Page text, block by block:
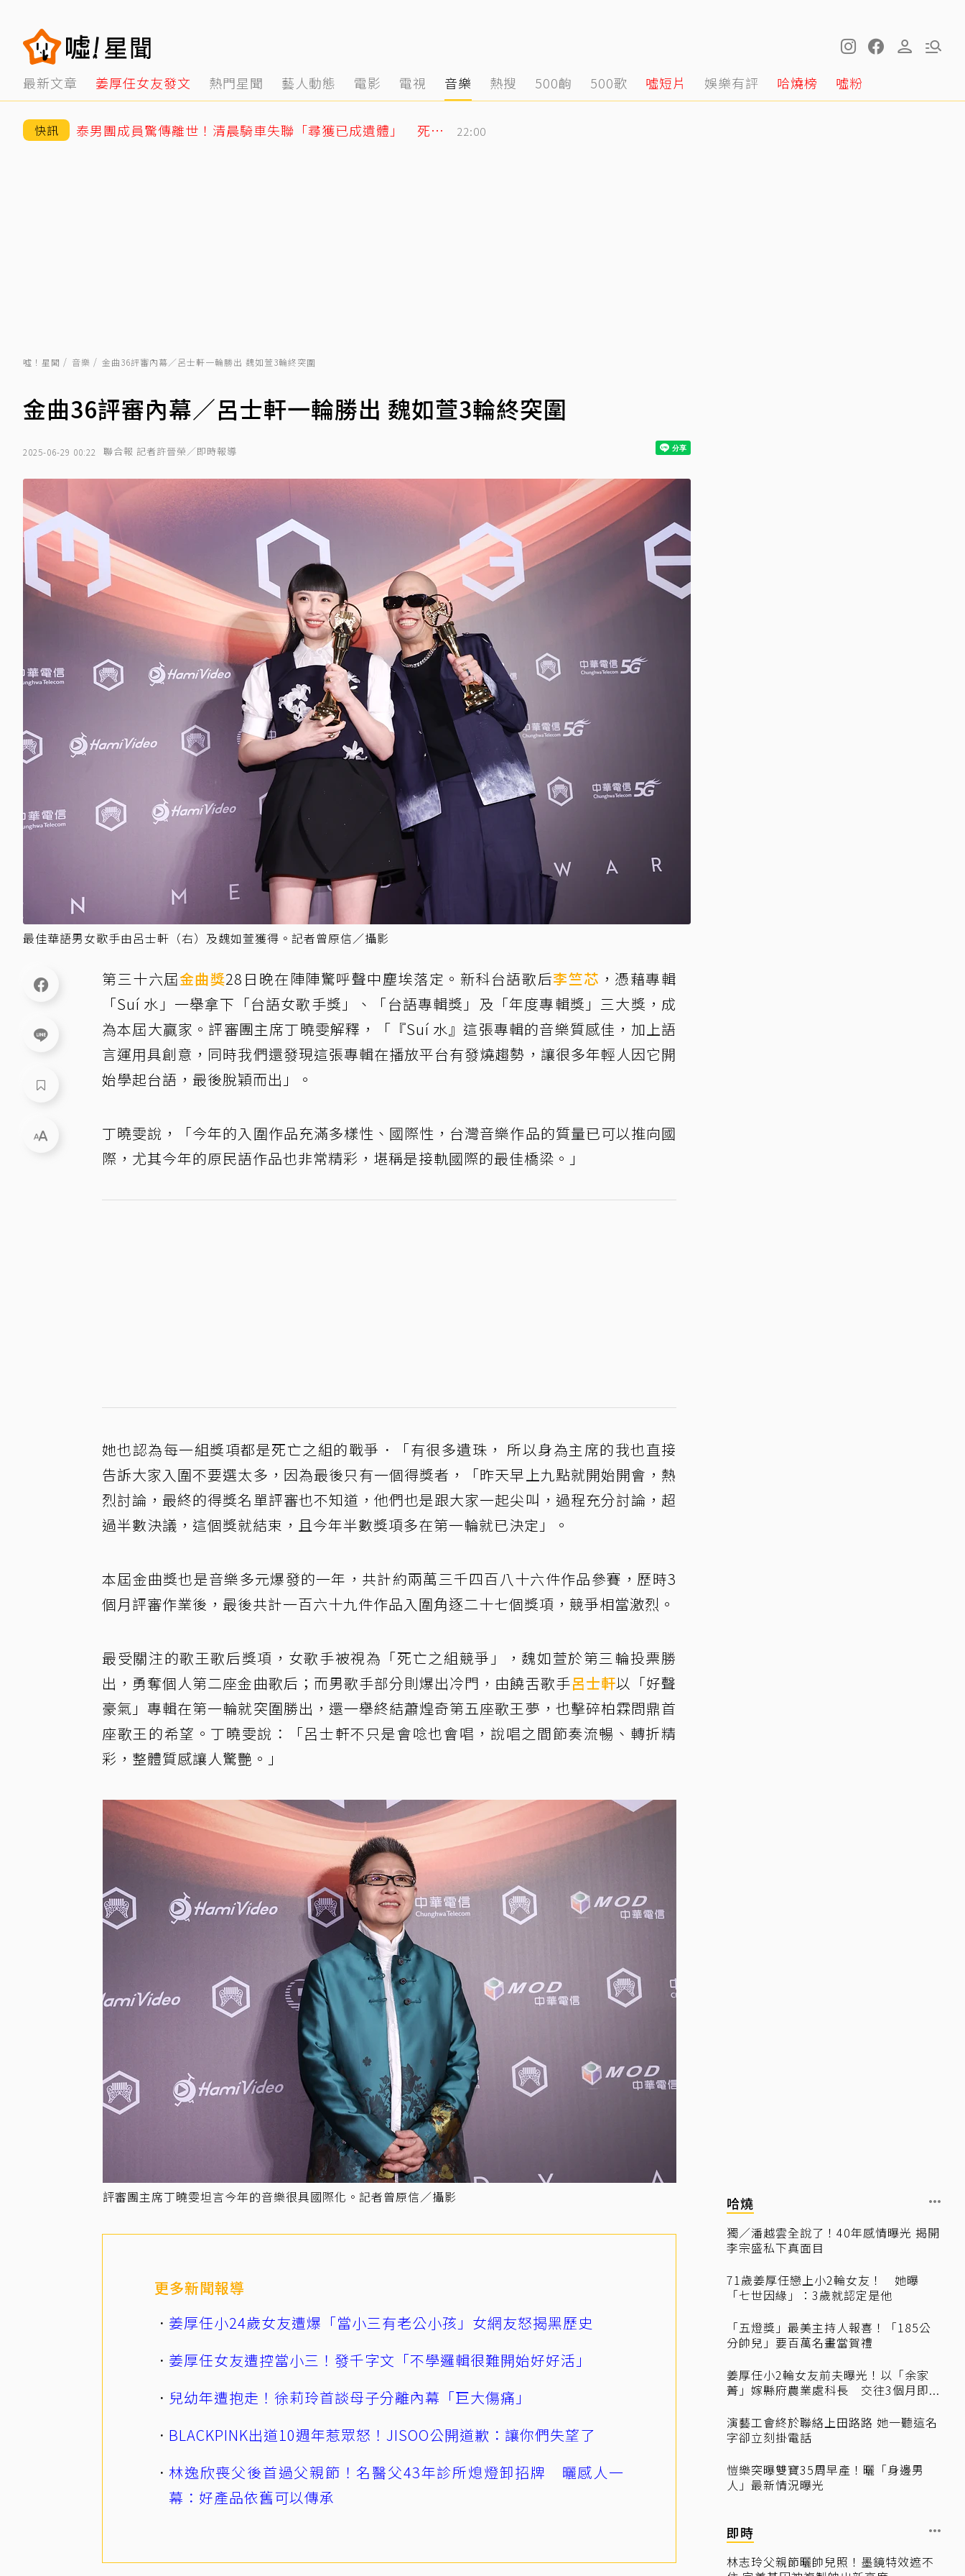
最新文章 姜厚任女友發文 熱門星聞 藝人動態 電影 電視 音樂 熱搜 500齣 500歌 噓短片 娛樂有評 哈燒榜 噓粉
快訊 泰男團成員驚傳離世！清晨騎車失聯「尋獲已成遺體」 死因待調查 22:00
噓！星聞 音樂 金曲36評審內幕／呂士軒一輪勝出 魏如萱3輪終突圍
金曲36評審內幕／呂士軒一輪勝出 魏如萱3輪終突圍
2025-06-29 00:22 聯合報 記者許晉榮／即時報導
最佳華語男女歌手由呂士軒（右）及魏如萱獲得。記者曾原信／攝影
第三十六屆金曲獎28日晚在陣陣驚呼聲中塵埃落定。新科台語歌后李竺芯 ，憑藉專輯
「Suí 水」一舉拿下「台語女歌手獎」、「台語專輯獎」及「年度專輯獎」三大獎，成
為本屆大贏家。評審團主席丁曉雯解釋，「『Suí 水』這張專輯的音樂質感佳，加上語
言運用具創意，同時我們還發現這張專輯在播放平台有發燒趨勢，讓很多年輕人因它開
始學起台語，最後脫穎而出」。
丁曉雯說，「今年的入圍作品充滿多樣性、國際性，台灣音樂作品的質量已可以推向國
際，尤其今年的原民語作品也非常精彩，堪稱是接軌國際的最佳橋梁。」
她也認為每一組獎項都是死亡之組的戰爭．「有很多遺珠， 所以身為主席的我也直接
告訴大家入圍不要選太多，因為最後只有一個得獎者，「昨天早上九點就開始開會，熱
烈討論，最終的得獎名單評審也不知道，他們也是跟大家一起尖叫，過程充分討論，超
過半數決議，這個獎就結束，且今年半數獎項多在第一輪就已決定」。
本屆金曲獎也是音樂多元爆發的一年，共計約兩萬三千四百八十六件作品參賽，歷時3
個月評審作業後，最後共計一百六十九件作品入圍角逐二十七個獎項，競爭相當激烈。
最受關注的歌王歌后獎項，女歌手被視為「死亡之組競爭」，魏如萱於第三輪投票勝
出，勇奪個人第二座金曲歌后；而男歌手部分則爆出冷門，由饒舌歌手呂士軒以「好聲
豪氣」專輯在第一輪就突圍勝出，還一舉終結蕭煌奇第五座歌王夢，也擊碎柏霖問鼎首
座歌王的希望。丁曉雯說：「呂士軒不只是會唸也會唱，說唱之間節奏流暢、轉折精
彩，整體質感讓人驚艷。」
評審團主席丁曉雯坦言今年的音樂很具國際化。記者曾原信／攝影
更多新聞報導
姜厚任小24歲女友遭爆「當小三有老公小孩」女網友怒揭黑歷史
姜厚任女友遭控當小三！發千字文「不學邏輯很難開始好好活」
兒幼年遭抱走！徐莉玲首談母子分離內幕「巨大傷痛」
BLACKPINK出道10週年惹眾怒！JISOO公開道歉：讓你們失望了
林逸欣喪父後首過父親節！名醫父43年診所熄燈卸招牌 曬感人一
幕：好產品依舊可以傳承
哈燒
獨／潘越雲全說了！40年感情曝光 揭開
李宗盛私下真面目
71歲姜厚任戀上小2輪女友！ 她曝
「七世因緣」：3歲就認定是他
「五燈獎」最美主持人報喜！「185公
分帥兒」要百萬名畫當賀禮
姜厚任小2輪女友前夫曝光！以「余家
菁」嫁縣府農業處科長 交往3個月即...
演藝工會終於聯絡上田路路 她一聽這名
字卻立刻掛電話
愷樂突曝雙寶35周早產！曬「身邊男
人」最新情況曝光
即時
林志玲父親節曬帥兒照！墨鏡特效遮不